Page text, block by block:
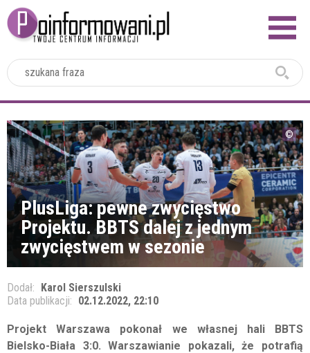
PlusLiga: pewne zwycięstwo
Projektu. BBTS dalej z jednym
zwycięstwem w sezonie
Dodał: Karol Sierszulski
Data publikacji: 02.12.2022, 22:10
Projekt Warszawa pokonał we własnej hali BBTS
Bielsko-Biała 3:0. Warszawianie pokazali, że potrafią